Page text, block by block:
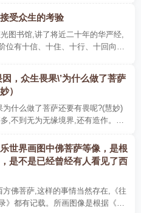
受众生的考验
图书馆,讲了将近二十年的华严经,
位有十信、十住、十行、十回向、
，众生畏果\’为什么做了菩萨
）
什么做了菩萨还要有畏呢?(慧妙)
,不到无为无缘境界,还有造作。自
世界画图中佛菩萨等像，是根
是不是已经曾经有人看见了西
佛菩萨,这样的事情当然存在,《往
》都有记载。所画图像是根据《十